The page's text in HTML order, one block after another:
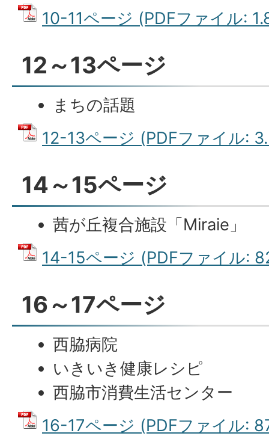
10-11ページ (PDFファイル:
12～13ページ
まちの話題
12-13ページ (PDFファイル:
14～15ページ
茜が丘複合施設「Miraie」
14-15ページ (PDFファイル:
16～17ページ
西脇病院
いきいき健康レシピ
西脇市消費生活センター
16-17ページ (PDFファイル: